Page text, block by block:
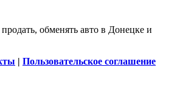
обменять авто в Донецке и
| Пользовательское соглашение